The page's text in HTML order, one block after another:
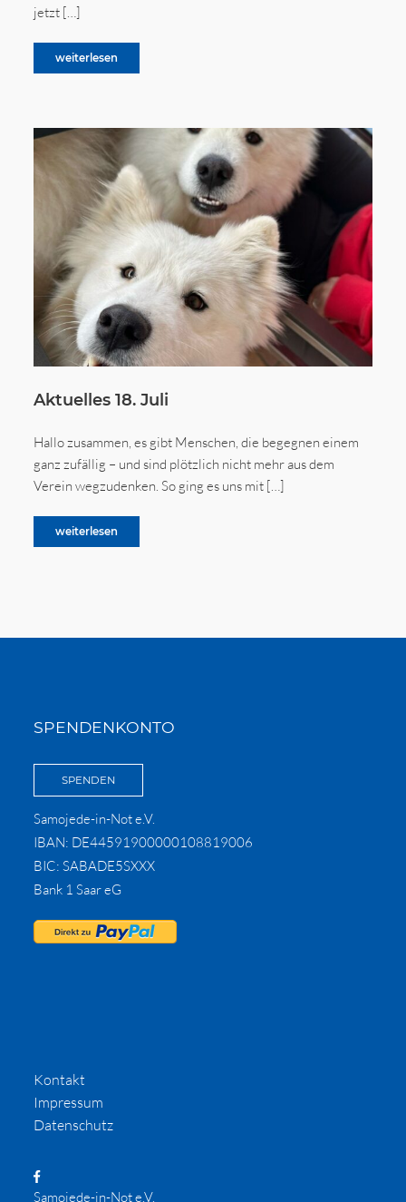
jetzt […]
weiterlesen
Aktuelles 18. Juli
Hallo zusammen, es gibt Menschen, die begegnen einem
ganz zufällig – und sind plötzlich nicht mehr aus dem
Verein wegzudenken. So ging es uns mit […]
weiterlesen
SPENDENKONTO
SPENDEN
Samojede-in-Not e.V.
IBAN: DE44591900000108819006
BIC: SABADE5SXXX
Bank 1 Saar eG
Kontakt
Impressum
Datenschutz
Samojede-in-Not e.V.